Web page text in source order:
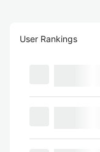
User Rankings